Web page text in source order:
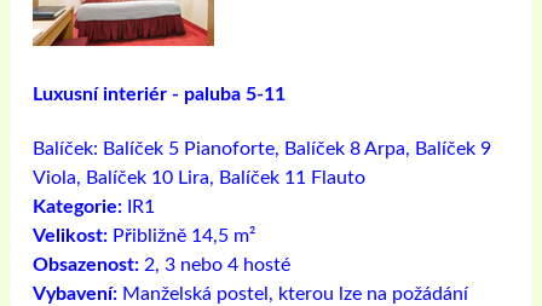
Luxusní interiér - paluba 5-11
Balíček: Balíček 5 Pianoforte, Balíček 8 Arpa, Balíček 9
Viola, Balíček 10 Lira, Balíček 11 Flauto
Kategorie: IR1
Velikost: Přibližně 14,5 m²
Obsazenost: 2, 3 nebo 4 hosté
Vybavení: Manželská postel, kterou lze na požádání